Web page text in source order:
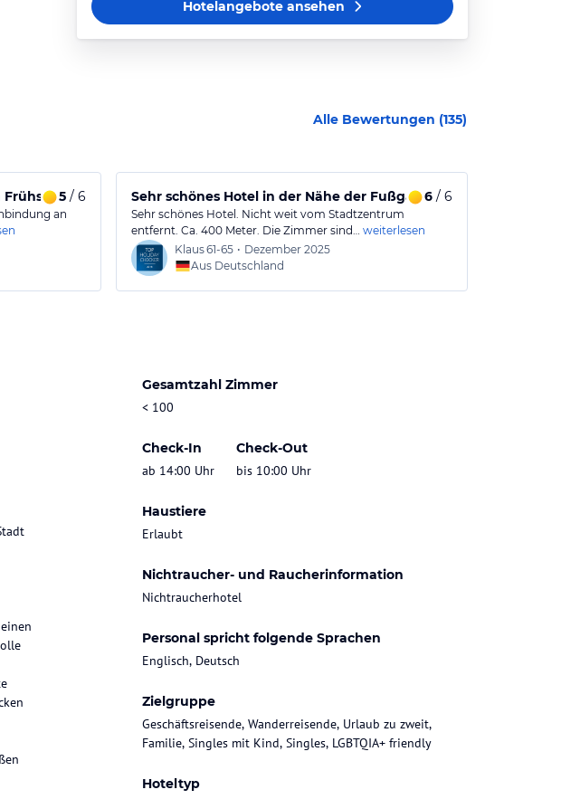
Hotelangeboteansehen
Alle Bewertungen (135)
in Wernigerode
5/ 6
an
Sehr schönes Hotel in der Nähe der Fußgängerzone mit sehr
6/ 6
Sehr schönes Hotel. Nicht weit vom Stadtzentrum
entfernt. Ca. 400 Meter. Die Zimmer sind… weiterlesen
Klaus61-65 • Dezember 2025
Aus Deutschland
Gesamtzahl Zimmer
< 100
Check-In
ab 14:00 Uhr
Check-Out
bis 10:00 Uhr
Haustiere
Erlaubt
Nichtraucher- und Raucherinformation
Nichtraucherhotel
Personal spricht folgende Sprachen
Englisch, Deutsch
Zielgruppe
Geschäftsreisende, Wanderreisende, Urlaub zu zweit,
Familie, Singles mit Kind, Singles, LGBTQIA+ friendly
Hoteltyp